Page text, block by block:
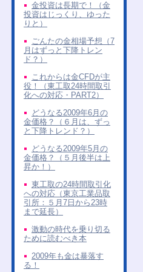
金投資は長期で！（金
投資はじっくり、ゆった
りと）
ごんたの金相場予想（7
月はずっと下降トレン
ド？）
これからは金CFDが主
役！（東工取24時間取引
化への対応・PART2）
どうなる2009年6月の
金価格？（６月は、ずっ
と下降トレンド？）
どうなる2009年5月の
金価格？（５月後半は上
昇か！）
東工取の24時間取引化
への対応（東京工業品取
引所：５月7日から23時
まで延長）
激動の時代を乗り切る
ために読むべき本
2009年も金は暴落す
る！